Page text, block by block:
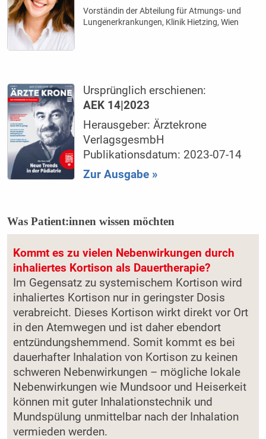
Vorständin der Abteilung für Atmungs- und
Lungenerkrankungen, Klinik Hietzing, Wien
Ursprünglich erschienen:
AEK 14|2023
Herausgeber: Ärztekrone
VerlagsgesmbH
Publikationsdatum: 2023-07-14
Zur Ausgabe »
Was Patient:innen wissen möchten
Kommt es zu vielen Nebenwirkungen durch
inhaliertes Kortison als Dauertherapie?
Im Gegensatz zu systemischem Kortison wird
inhaliertes Kortison nur in geringster Dosis
verabreicht. Dieses Kortison wirkt direkt vor Ort
in den Atemwegen und ist daher ebendort
entzündungshemmend. Somit kommt es bei
dauerhafter Inhalation von Kortison zu keinen
schweren Nebenwirkungen – mögliche lokale
Nebenwirkungen wie Mundsoor und Heiserkeit
können mit guter Inhalationstechnik und
Mundspülung unmittelbar nach der Inhalation
vermieden werden.